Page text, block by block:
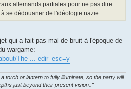
allemands partiales pour ne pas dire
se dédouaner de l'idéologie nazie.
qui a fait pas mal de bruit à l'époque de
wargame:
The ... edir_esc=y
torch or lantern to fully illuminate, so the party will
just beyond their present vision.."